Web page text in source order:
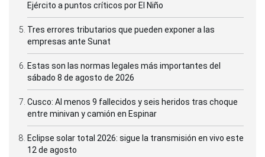
Ejército a puntos críticos por El Niño
Tres errores tributarios que pueden exponer a las
empresas ante Sunat
Estas son las normas legales más importantes del
sábado 8 de agosto de 2026
Cusco: Al menos 9 fallecidos y seis heridos tras choque
entre minivan y camión en Espinar
Eclipse solar total 2026: sigue la transmisión en vivo este
12 de agosto